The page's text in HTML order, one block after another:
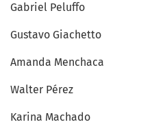
Gabriel Peluffo
Gustavo Giachetto
Amanda Menchaca
Walter Pérez
Karina Machado